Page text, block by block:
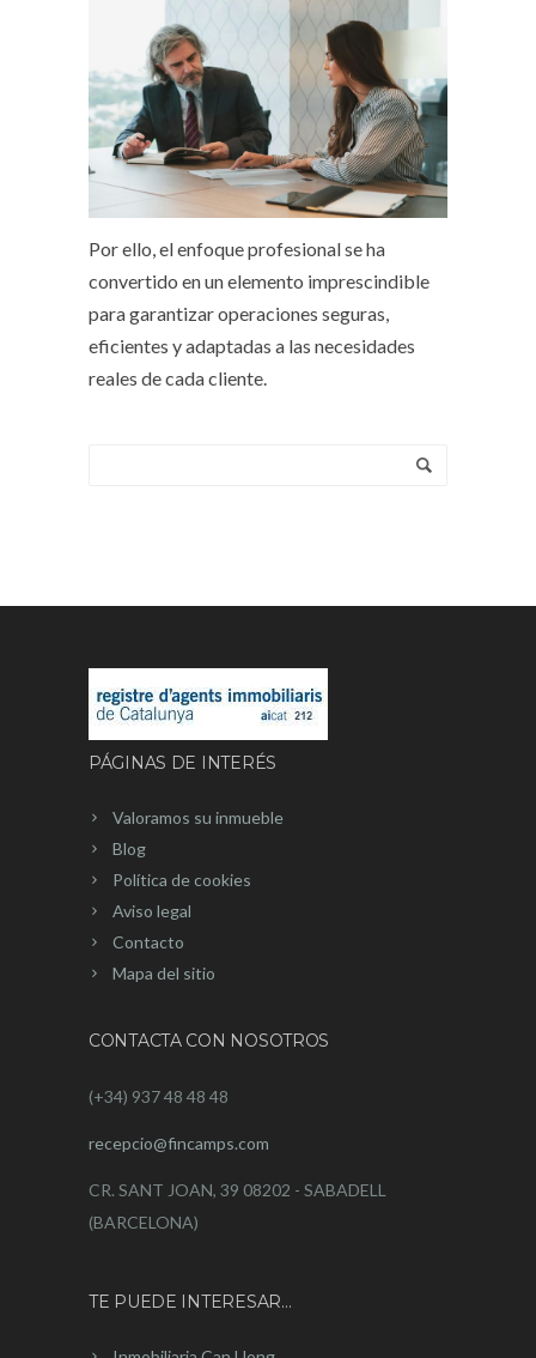
Por ello, el enfoque profesional se ha
convertido en un elemento imprescindible
para garantizar operaciones seguras,
eficientes y adaptadas a las necesidades
reales de cada cliente.
PÁGINAS DE INTERÉS
Valoramos su inmueble
Blog
Política de cookies
Aviso legal
Contacto
Mapa del sitio
CONTACTA CON NOSOTROS
(+34) 937 48 48 48
recepcio@fincamps.com
CR. SANT JOAN, 39 08202 - SABADELL
(BARCELONA)
TE PUEDE INTERESAR…